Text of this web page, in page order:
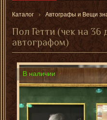
Каталог Автографы и Вещи
Пол Гетти (чек на 36
автографом)
В наличии